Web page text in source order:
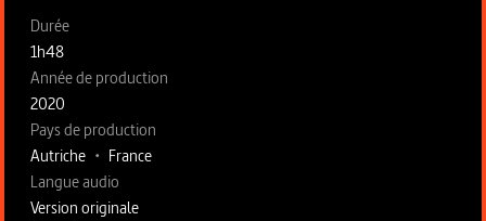
Fiche technique section gauche
Durée
1h48
Année de production
2020
Pays de production
Autriche • France
Langue audio
Version originale